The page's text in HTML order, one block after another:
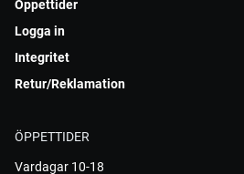
Öppettider
Logga in
Integritet
Retur/Reklamation
ÖPPETTIDER
Vardagar 10-18